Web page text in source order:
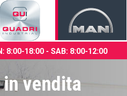
8:00-18:00 - SAB: 8:00-12:00
vendita